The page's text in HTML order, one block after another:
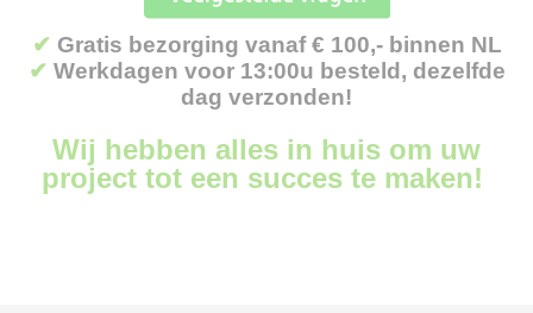
✔ Gratis bezorging vanaf € 100,- binnen NL
✔ Werkdagen voor 13:00u besteld, dezelfde
dag verzonden!
Wij hebben alles in huis om uw
project tot een succes te maken!